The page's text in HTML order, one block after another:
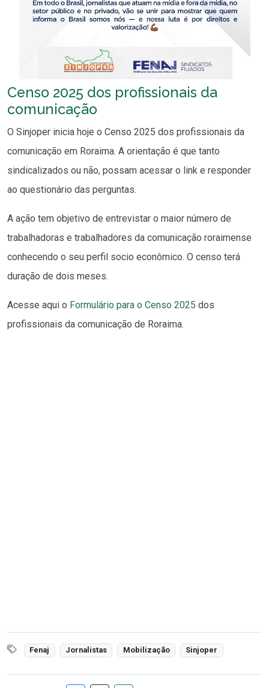
Censo 2025 dos profissionais da
comunicação
O Sinjoper inicia hoje o Censo 2025 dos profissionais da
comunicação em Roraima. A orientação é que tanto
sindicalizados ou não, possam acessar o link e responder
ao questionário das perguntas.
A ação tem objetivo de entrevistar o maior número de
trabalhadoras e trabalhadores da comunicação roraimense
conhecendo o seu perfil socio econômico. O censo terá
duração de dois meses.
Acesse aqui o Formulário para o Censo 2025 dos
profissionais da comunicação de Roraima.
Fenaj Jornalistas Mobilização Sinjoper